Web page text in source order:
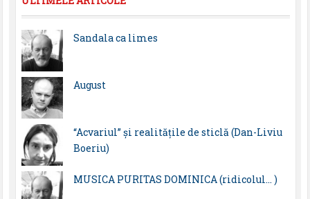
Sandala ca limes
August
“Acvariul” și realitățile de sticlă (Dan-Liviu
Boeriu)
MUSICA PURITAS DOMINICA (ridicolul… )